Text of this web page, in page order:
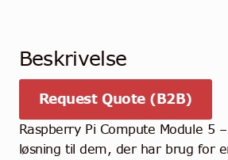
Beskrivelse
Request Quote (B2B)
Raspberry Pi Compute Module 5
løsning til dem, der har brug for